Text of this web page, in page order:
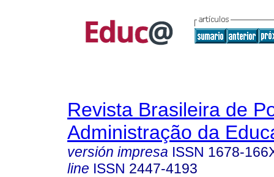
Revista Brasileira de
Administração da
versión impresa ISSN 1678-
line ISSN 2447-4193